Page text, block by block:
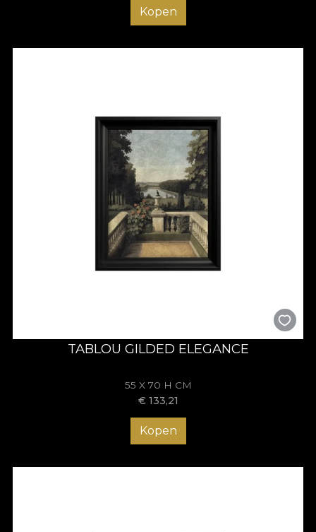
Kopen
TABLOU GILDED ELEGANCE
55 X 70 H CM
€ 133,21
Kopen